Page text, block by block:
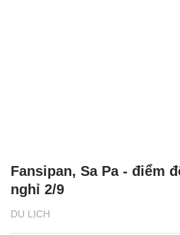
DU LỊCH
Fansipan, Sa Pa - điểm
nghỉ 2/9